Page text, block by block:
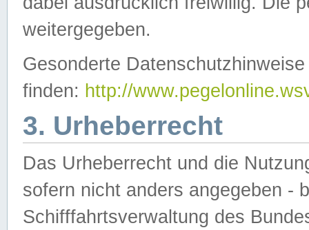
weitergegeben.
Gesonderte
finden: http://
3. Urheberrecht
Das Urheberrecht und die
sofern nicht anders angegeben -
Schifffahrtsverwaltung des